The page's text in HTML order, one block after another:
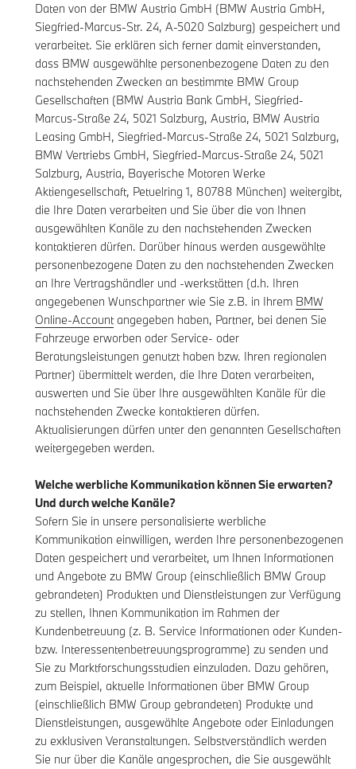
Daten von der BMW Austria GmbH (BMW Austria GmbH,
Siegfried-Marcus-Str. 24, A-5020 Salzburg) gespeichert und
verarbeitet. Sie erklären sich ferner damit einverstanden,
dass BMW ausgewählte personenbezogene Daten zu den
nachstehenden Zwecken an bestimmte BMW Group
Gesellschaften (BMW Austria Bank GmbH, Siegfried-
Marcus-Straße 24, 5021 Salzburg, Austria, BMW Austria
Leasing GmbH, Siegfried-Marcus-Straße 24, 5021 Salzburg,
BMW Vertriebs GmbH, Siegfried-Marcus-Straße 24, 5021
Salzburg, Austria, Bayerische Motoren Werke
Aktiengesellschaft, Petuelring 1, 80788 München) weitergibt,
die Ihre Daten verarbeiten und Sie über die von Ihnen
ausgewählten Kanäle zu den nachstehenden Zwecken
kontaktieren dürfen. Darüber hinaus werden ausgewählte
personenbezogene Daten zu den nachstehenden Zwecken
an Ihre Vertragshändler und -werkstätten (d.h. Ihren
angegebenen Wunschpartner wie Sie z.B. in Ihrem BMW
Online-Accountangegeben haben, Partner, bei denen Sie
Fahrzeuge erworben oder Service- oder
Beratungsleistungen genutzt haben bzw. Ihren regionalen
Partner) übermittelt werden, die Ihre Daten verarbeiten,
auswerten und Sie über Ihre ausgewählten Kanäle für die
nachstehenden Zwecke kontaktieren dürfen.
Aktualisierungen dürfen unter den genannten Gesellschaften
weitergegeben werden.
Welche werbliche Kommunikation können Sie erwarten?
Und durch welche Kanäle?
Sofern Sie in unsere personalisierte werbliche
Kommunikation einwilligen, werden Ihre personenbezogenen
Daten gespeichert und verarbeitet, um Ihnen Informationen
und Angebote zu BMW Group (einschließlich BMW Group
gebrandeten) Produkten und Dienstleistungen zur Verfügung
zu stellen, Ihnen Kommunikation im Rahmen der
Kundenbetreuung (z. B. Service Informationen oder Kunden-
bzw. Interessentenbetreuungsprogramme) zu senden und
Sie zu Marktforschungsstudien einzuladen. Dazu gehören,
zum Beispiel, aktuelle Informationen über BMW Group
(einschließlich BMW Group gebrandeten) Produkte und
Dienstleistungen, ausgewählte Angebote oder Einladungen
zu exklusiven Veranstaltungen. Selbstverständlich werden
Sie nur über die Kanäle angesprochen, die Sie ausgewählt